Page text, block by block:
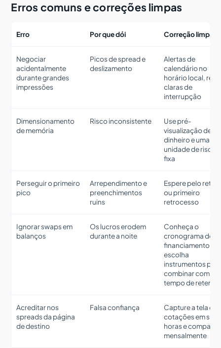
Erros comuns e correções limpas
Erro Por que dói Correção limpa
Negociar
acidentalmente
durante grandes
impressões
Picos de spread e
deslizamento
Alertas de
calendário no
horário local,
claras de
interrupção
Dimensionamento
de memória
Risco inconsistente
Use pré-
visualização de
dinheiro e uma
unidade de risco
fixa
Perseguir o primeiro
pico
Arrependimento e
preenchimentos
ruins
Espere pelo
ou primeiro
retrocesso
Ignorar swaps em
balanços
Os lucros erodem
durante a noite
Conheça o
cronograma de
financiamento,
escolha
instrumentos
combinar com o
tempo de
Acreditar nos
spreads da página
de destino
Falsa confiança
Capture a tela das
cotações em suas
horas e compare
mensalmente